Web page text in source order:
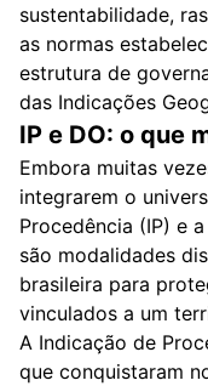
sustentabilidade,
as normas
estrutura de
das Indicações
IP e DO: o que
Embora muitas
integrarem o
Procedência (IP) e
são modalidades
brasileira para
vinculados a um
A Indicação de
que conquistaram